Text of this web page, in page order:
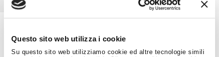
Questo sito web utilizza i cookie
Su questo sito web utilizziamo cookie ed altre tecnologie simili
Job Meeting